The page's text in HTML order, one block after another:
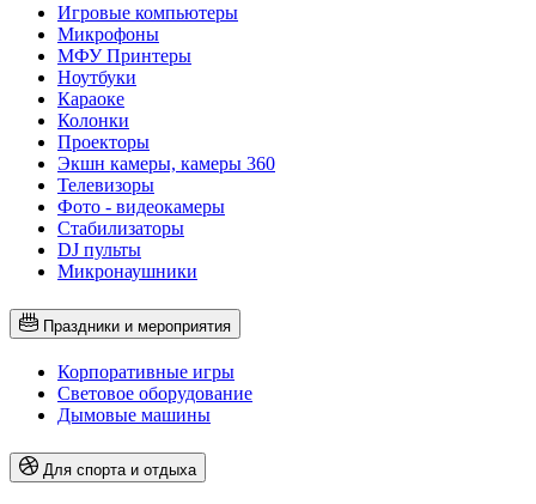
Игровые компьютеры
Микрофоны
МФУ Принтеры
Ноутбуки
Караоке
Колонки
Проекторы
Экшн камеры, камеры 360
Телевизоры
Фото - видеокамеры
Стабилизаторы
DJ пульты
Микронаушники
Праздники и мероприятия
Корпоративные игры
Световое оборудование
Дымовые машины
Для спорта и отдыха